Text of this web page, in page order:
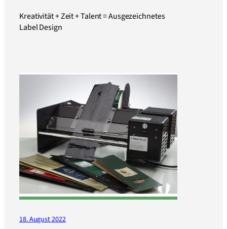
Kreativität + Zeit + Talent = Ausgezeichnetes
Label Design
18. August 2022